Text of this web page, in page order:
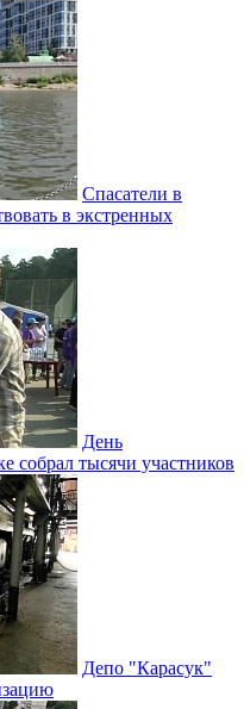
Спасатели в
в экстренных
День
собрал тысячи участников
Депо "Карасук"